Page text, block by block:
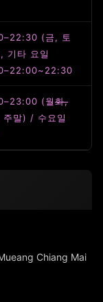
(금, 토
기타 요일
(월화,
주말) / 수요일
Chiang Mai